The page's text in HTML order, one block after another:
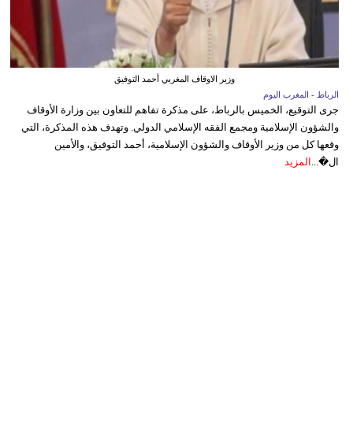
وزير الاوقاف المغربي أحمد التوفيق
الرباط - المغرب اليوم
جرى التوقيع، الخميس بالرباط، على مذكرة تفاهم للتعاون بين وزارة الأوقاف
والشؤون الإسلامية ومجمع الفقه الإسلامي الدولي. وتهدف هذه المذكرة، التي
وقعها كل من وزير الأوقاف والشؤون الإسلامية، أحمد التوفيق، والأمين
ال�... المزيد